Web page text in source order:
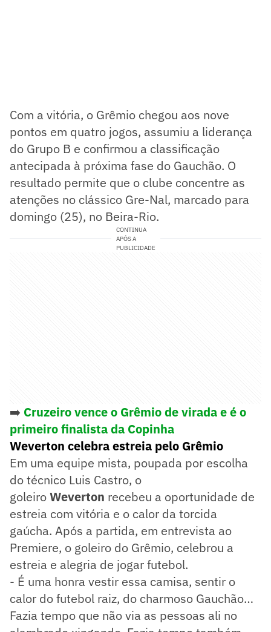
Com a vitória, o Grêmio chegou aos nove
pontos em quatro jogos, assumiu a liderança
do Grupo B e confirmou a classificação
antecipada à próxima fase do Gauchão. O
resultado permite que o clube concentre as
atenções no clássico Gre-Nal, marcado para
domingo (25), no Beira-Rio.
CONTINUA
APÓS A
PUBLICIDADE
➡️ Cruzeiro vence o Grêmio de virada e é o
primeiro finalista da Copinha
Weverton celebra estreia pelo Grêmio
Em uma equipe mista, poupada por escolha
do técnico Luis Castro, o
goleiroWeverton recebeu a oportunidade de
estreia com vitória e o calor da torcida
gaúcha. Após a partida, em entrevista ao
Premiere, o goleiro do Grêmio, celebrou a
estreia e alegria de jogar futebol.
- É uma honra vestir essa camisa, sentir o
calor do futebol raiz, do charmoso Gauchão…
Fazia tempo que não via as pessoas ali no